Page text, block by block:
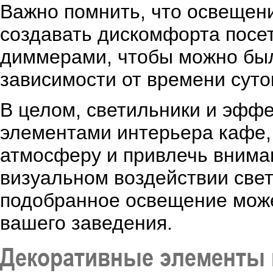
Важно помнить, что
создавать дискомфорта
диммерами, чтобы можно
зависимости от времени
В целом, светильники и
элементами интерьера
атмосферу и привлечь
визуальном воздействии
подобранное освещение
вашего заведения.
Декоративные элементы